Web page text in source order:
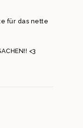
für das nette
<3